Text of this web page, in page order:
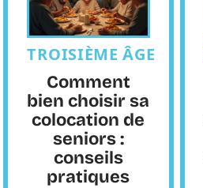
TROISIÈME ÂGE
Comment
bien choisir sa
colocation de
seniors :
conseils
pratiques